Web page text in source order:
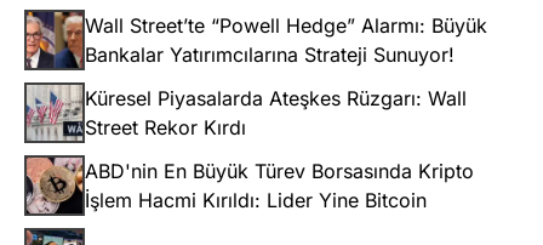
Wall Street’te “Powell Hedge” Alarmı: Büyük
Bankalar Yatırımcılarına Strateji Sunuyor!
Küresel Piyasalarda Ateşkes Rüzgarı: Wall
Street Rekor Kırdı
ABD'nin En Büyük Türev Borsasında Kripto
İşlem Hacmi Kırıldı: Lider Yine Bitcoin